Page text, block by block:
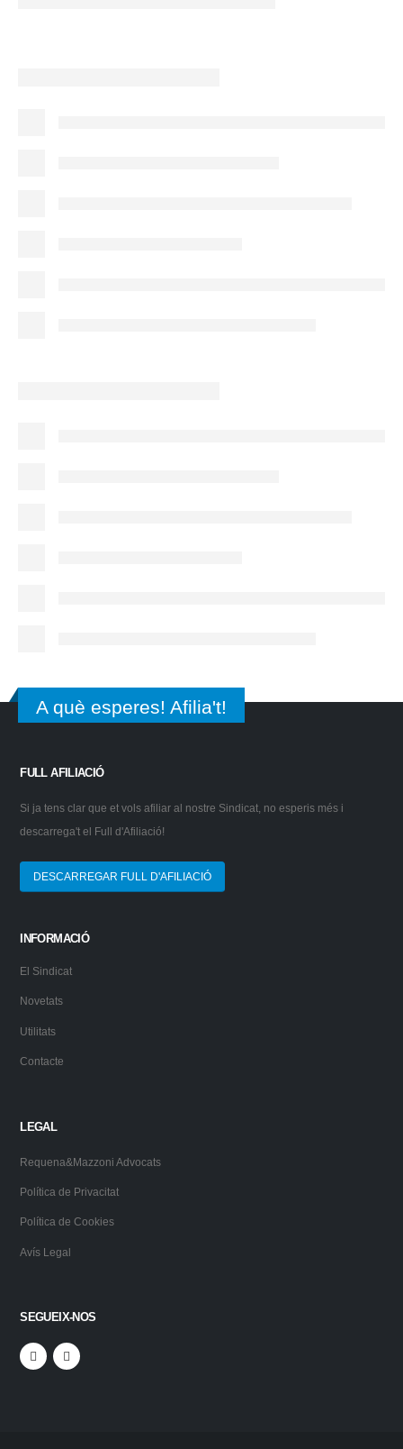
A què esperes! Afilia't!
FULL AFILIACIÓ
Si ja tens clar que et vols afiliar al nostre Sindicat, no esperis més i
descarrega't el Full d'Afiliació!
DESCARREGAR FULL D'AFILIACIÓ
INFORMACIÓ
El Sindicat
Novetats
Utilitats
Contacte
LEGAL
Requena&Mazzoni Advocats
Política de Privacitat
Política de Cookies
Avís Legal
SEGUEIX-NOS